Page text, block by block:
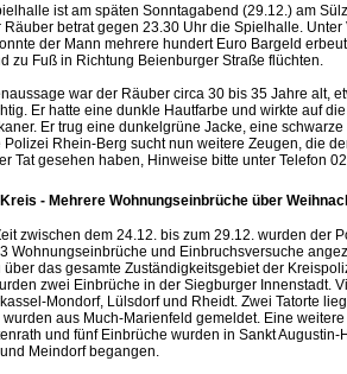
ist am späten Sonntagabend (29.12.) am
Räuber betrat gegen 23.30 Uhr die Spielhalle. Unter
der Mann mehrere hundert Euro Bargeld
zu Fuß in Richtung Beienburger Straße flüchten.
war der Räuber circa 30 bis 35 Jahre alt,
Er hatte eine dunkle Hautfarbe und wirkte auf
Er trug eine dunkelgrüne Jacke, eine
Polizei Rhein-Berg sucht nun weitere Zeugen, die
Tat gesehen haben, Hinweise bitte unter Telefon
- Mehrere Wohnungseinbrüche über
zwischen dem 24.12. bis zum 29.12. wurden der
Wohnungseinbrüche und Einbruchsversuche
das gesamte Zuständigkeitsgebiet der
zwei Einbrüche in der Siegburger Innenstadt.
Mondorf, Lülsdorf und Rheidt. Zwei Tatorte
wurden aus Much-Marienfeld gemeldet. Eine weitere
und fünf Einbrüche wurden in Sankt Augustin-
Meindorf begangen.